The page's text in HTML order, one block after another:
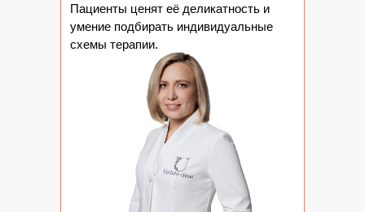
Пациенты ценят её деликатность и
умение подбирать индивидуальные
схемы терапии.